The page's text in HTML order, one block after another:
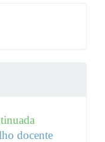
docente